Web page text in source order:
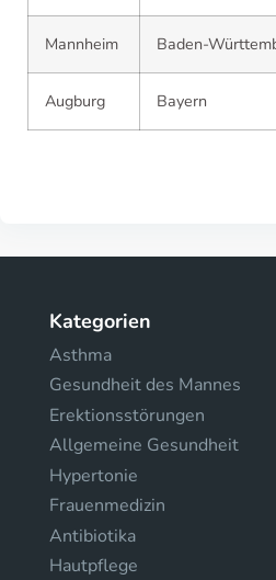
Mannheim Baden-
Augburg Bayern
Kategorien
Asthma
Gesundheit des Mannes
Erektionsstörungen
Allgemeine Gesundheit
Hypertonie
Frauenmedizin
Antibiotika
Hautpflege